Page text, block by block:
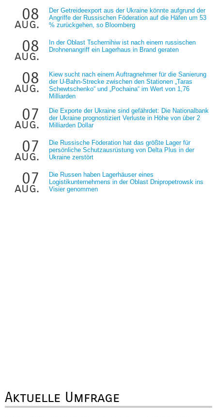
08
aug.
Der Getreideexport aus der Ukraine könnte aufgrund der
Angriffe der Russischen Föderation auf die Häfen um 53
% zurückgehen, so Bloomberg
08
aug.
In der Oblast Tschernihiw ist nach einem russischen
Drohnenangriff ein Lagerhaus in Brand geraten
08
aug.
Kiew sucht nach einem Auftragnehmer für die Sanierung
der U-Bahn-Strecke zwischen den Stationen „Taras
Schewtschenko“ und „Pochaina“ im Wert von 1,76
Milliarden
07
aug.
Die Exporte der Ukraine sind gefährdet: Die Nationalbank
der Ukraine prognostiziert Verluste in Höhe von über 2
Milliarden Dollar
07
aug.
Die Russische Föderation hat das größte Lager für
persönliche Schutzausrüstung von Delta Plus in der
Ukraine zerstört
07
aug.
Die Russen haben Lagerhäuser eines
Logistikunternehmens in der Oblast Dnipropetrowsk ins
Visier genommen
Aktuelle Umfrage